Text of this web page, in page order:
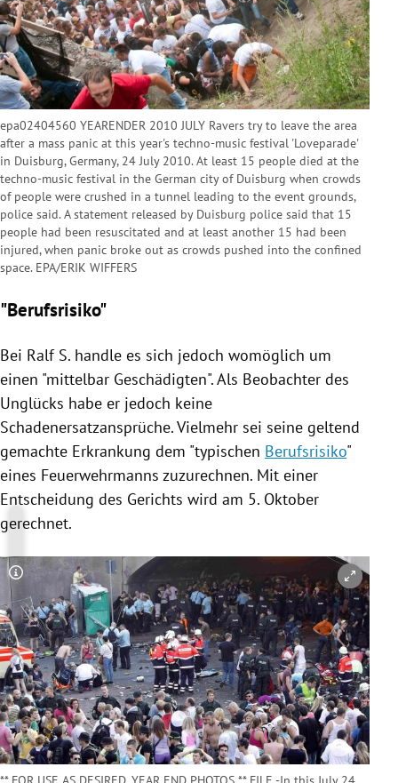
epa02404560 YEARENDER 2010 JULY Ravers try to leave the area
after a mass panic at this year's techno-music festival 'Loveparade'
in Duisburg, Germany, 24 July 2010. At least 15 people died at the
techno-music festival in the German city of Duisburg when crowds
of people were crushed in a tunnel leading to the event grounds,
police said. A statement released by Duisburg police said that 15
people had been resuscitated and at least another 15 had been
injured, when panic broke out as crowds pushed into the confined
space. EPA/ERIK WIFFERS
"Berufsrisiko"
Bei Ralf S. handle es sich jedoch womöglich um
einen "mittelbar Geschädigten". Als Beobachter des
Unglücks habe er jedoch keine
Schadenersatzansprüche. Vielmehr sei seine geltend
gemachte Erkrankung dem "typischen Berufsrisiko"
eines Feuerwehrmanns zuzurechnen. Mit einer
Entscheidung des Gerichts wird am 5. Oktober
gerechnet.
Copyright-Hinweis öffnen/schließen